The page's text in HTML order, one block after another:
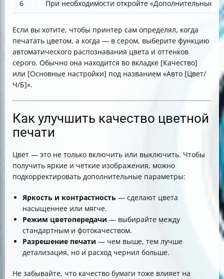
6 При необходимости откройте «Дополнительные
Если вы хотите, чтобы принтер сам определял, когда
печатать цветом, а когда — в сером, выберите функцию
автоматического распознавания цвета и оттенков
серого. Обычно она находится во вкладке [Качество]
или [Основные настройки] под названием «Авто [Цвет/
Ч/Б]».
Как улучшить качество цветной
печати
Цвет — это не только включить или выключить. Чтобы
получить яркие и четкие изображения, можно
подкорректировать дополнительные параметры:
Яркость и контрастность — сделают цвета
насыщеннее или мягче.
Режим цветопередачи — выбирайте между
стандартным и фотокачеством.
Разрешение печати — чем выше, тем лучше
детализация, но и расход чернил больше.
Не забывайте, что качество бумаги тоже влияет на